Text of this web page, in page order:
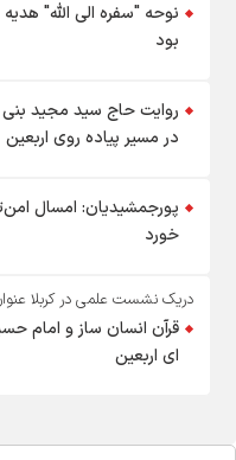
نوحه "سفره الی الله" هدیه
بود
روایت حاج سید مجید بنی
در مسیر پیاده روی اربعین
پورجمشیدیان: امسال
خورد
دریک نشست علمی در کربلا
قرآن انسان ساز و امام
ای اربعین